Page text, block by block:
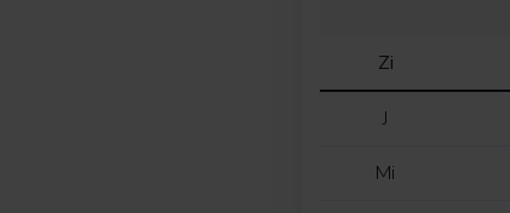
Zi
J
Mi